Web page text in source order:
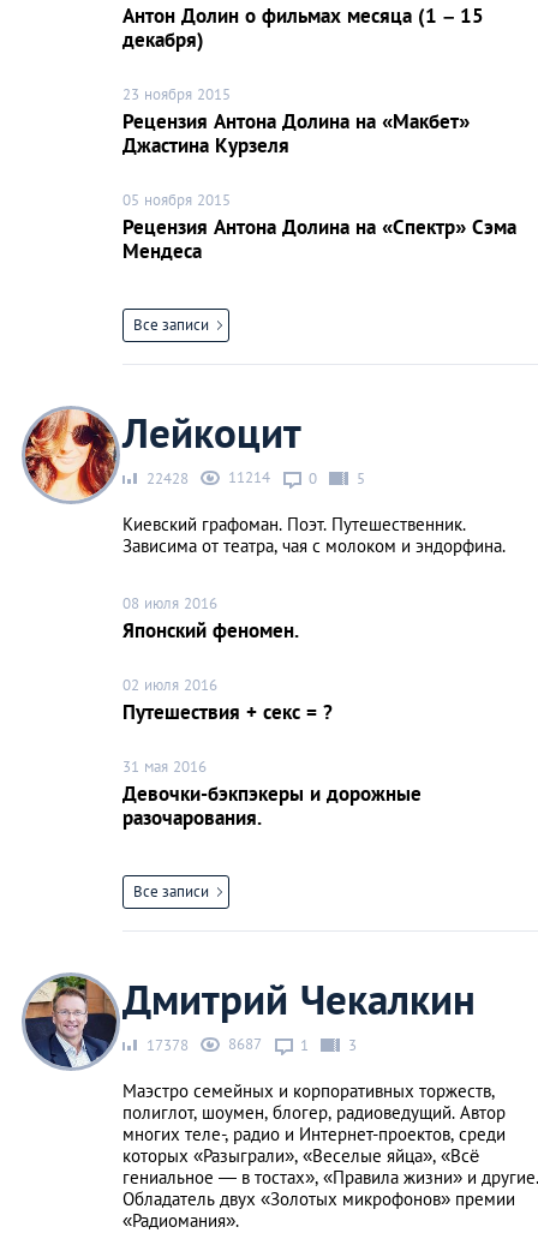
Антон Долин о фильмах месяца (1 – 15
декабря)
23 ноября 2015
Рецензия Антона Долина на «Макбет»
Джастина Курзеля
05 ноября 2015
Рецензия Антона Долина на «Спектр» Сэма
Мендеса
Все записи
Лейкоцит
22428 11214 0 5
Киевский графоман. Поэт. Путешественник.
Зависима от театра, чая с молоком и эндорфина.
08 июля 2016
Японский феномен.
02 июля 2016
Путешествия + секс = ?
31 мая 2016
Девочки-бэкпэкеры и дорожные
разочарования.
Все записи
Дмитрий Чекалкин
17378 8687 1 3
Маэстро семейных и корпоративных торжеств,
полиглот, шоумен, блогер, радиоведущий. Автор
многих теле-, радио и Интернет-проектов, среди
которых «Разыграли», «Веселые яйца», «Всё
гениальное — в тостах», «Правила жизни» и другие.
Обладатель двух «Золотых микрофонов» премии
«Радиомания».